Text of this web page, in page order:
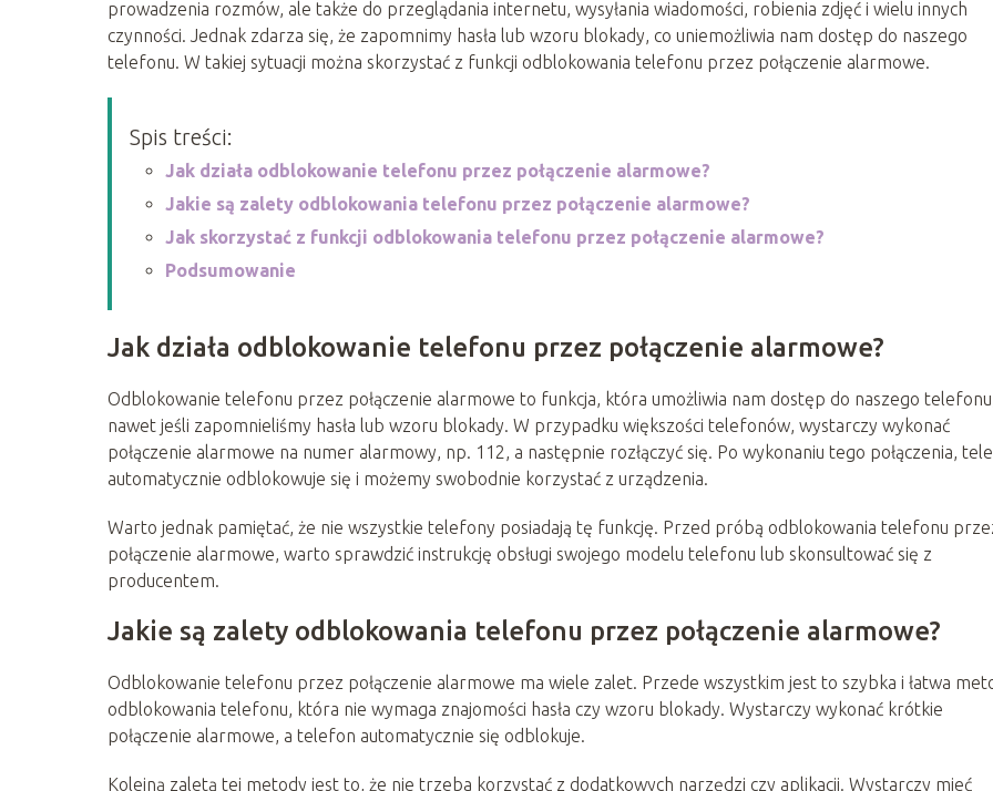
prowadzenia rozmów, ale także do przeglądania internetu, wysyłania wiadomości, robienia zdjęć i wielu innych
czynności. Jednak zdarza się, że zapomnimy hasła lub wzoru blokady, co uniemożliwia nam dostęp do naszego
telefonu. W takiej sytuacji można skorzystać z funkcji odblokowania telefonu przez połączenie alarmowe.
Spis treści:
Jak działa odblokowanie telefonu przez połączenie alarmowe?
Jakie są zalety odblokowania telefonu przez połączenie alarmowe?
Jak skorzystać z funkcji odblokowania telefonu przez połączenie alarmowe?
Podsumowanie
Jak działa odblokowanie telefonu przez połączenie alarmowe?
Odblokowanie telefonu przez połączenie alarmowe to funkcja, która umożliwia nam dostęp do naszego
nawet jeśli zapomnieliśmy hasła lub wzoru blokady. W przypadku większości telefonów, wystarczy wykonać
połączenie alarmowe na numer alarmowy, np. 112, a następnie rozłączyć się. Po wykonaniu tego połączenia,
automatycznie odblokowuje się i możemy swobodnie korzystać z urządzenia.
Warto jednak pamiętać, że nie wszystkie telefony posiadają tę funkcję. Przed próbą odblokowania telefonu
połączenie alarmowe, warto sprawdzić instrukcję obsługi swojego modelu telefonu lub skonsultować się z
producentem.
Jakie są zalety odblokowania telefonu przez połączenie alarmowe?
Odblokowanie telefonu przez połączenie alarmowe ma wiele zalet. Przede wszystkim jest to szybka i łatwa
odblokowania telefonu, która nie wymaga znajomości hasła czy wzoru blokady. Wystarczy wykonać krótkie
połączenie alarmowe, a telefon automatycznie się odblokuje.
Kolejną zaletą tej metody jest to, że nie trzeba korzystać z dodatkowych narzędzi czy aplikacji. Wystarczy mieć